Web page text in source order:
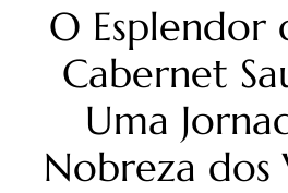
O Esplendor
Cabernet
Uma
Nobreza dos